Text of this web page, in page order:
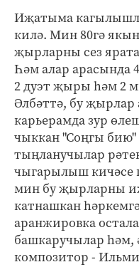
Иҗатыма
килә. Мин 80гә
җырларны сез
Һәм алар арасында
2 дуэт җыры һәм 2
Әлбәттә, бу
карьерамда зур
чыккан "Соңгы бию"
тыңланучылар
чыгарылыш кичәсе
мин бу җырларны
катнашкан
аранжировка
башкаручылар һәм,
композитор -